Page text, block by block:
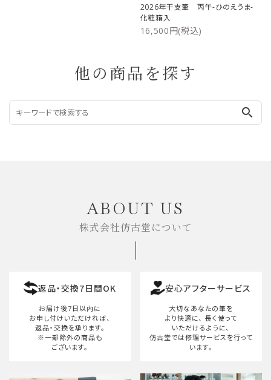
2026年干支筆 丙午-ひのえうま-
化粧箱入
16,500円(税込)
他の商品を探す
search
ABOUT US
株式会社仿古堂について
返品・交換7日間OK
お届け後7日以内に
お申し付けいただければ、
返品・交換を承ります。
※一部除外の商品も
ございます。
安心アフターサービス
大切なあなたの筆を
より快適に、 長く使って
いただけるように、
仿古堂では修理サービスを行って
います。